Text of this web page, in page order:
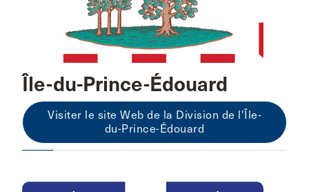
Île-du-Prince-Édouard
Visiter le site Web de la Division de l'Île-
du-Prince-Édouard